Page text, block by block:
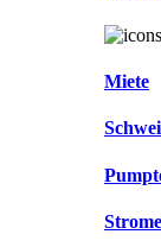
Miete